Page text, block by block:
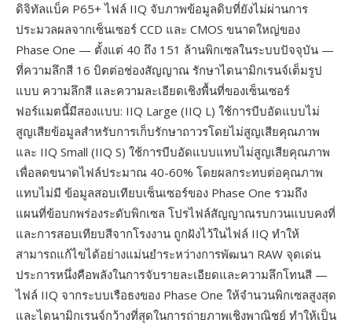
ดิจิทัลแบ็ค P65+ ไฟล์ IIQ จับภาพข้อมูลดิบที่ยังไม่ผ่านการ
ประมวลผลจากเซ็นเซอร์ CCD และ CMOS ขนาดใหญ่ของ
Phase One — ตั้งแต่ 40 ถึง 151 ล้านพิกเซลในระบบปัจจุบัน —
ที่ความลึกสี 16 บิตต่อช่องสัญญาณ รักษาไดนามิกเรนจ์เต็มรูป
แบบ ความลึกสี และความละเอียดเชิงพื้นที่ของเซ็นเซอร์
ฟอร์แมตนี้มีสองแบบ: IIQ Large (IIQ L) ใช้การบีบอัดแบบไม่
สูญเสียข้อมูลสำหรับการเก็บรักษาถาวรโดยไม่สูญเสียคุณภาพ
และ IIQ Small (IIQ S) ใช้การบีบอัดแบบแทบไม่สูญเสียคุณภาพ
เพื่อลดขนาดไฟล์ประมาณ 40-60% โดยผลกระทบต่อคุณภาพ
แทบไม่มี ข้อมูลสอบเทียบเซ็นเซอร์ของ Phase One รวมถึง
แผนที่ข้อบกพร่องระดับพิกเซล โปรไฟล์สัญญาณรบกวนแบบคงที่
และการสอบเทียบสีจากโรงงาน ถูกฝังไว้ในไฟล์ IIQ ทำให้
สามารถแก้ไขได้อย่างแม่นยำระหว่างการพัฒนา RAW จุดเด่น
ประการหนึ่งคือพลังในการจับรายละเอียดและความลึกโทนสี —
ไฟล์ IIQ จากระบบเรือธงของ Phase One ให้จำนวนพิกเซลสูงสุด
และไดนามิกเรนจ์กว้างที่สุดในการถ่ายภาพเชิงพาณิชย์ ทำให้เป็น